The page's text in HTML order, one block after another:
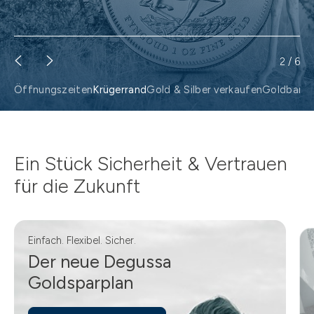
ÖffnungszeitenKrügerrandGold & Silber verkaufen
2 / 6
Ein Stück Sicherheit & Vertrauen
für die Zukunft
Einfach. Flexibel. Sicher.
Der neue Degussa
Goldsparplan